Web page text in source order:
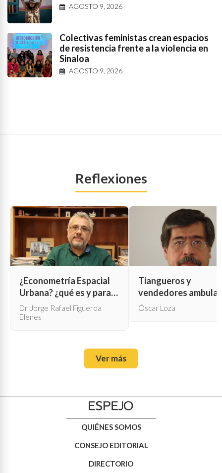
AGOSTO 9, 2026
Colectivas feministas crean espacios
de resistencia frente a la violencia en
Sinaloa
AGOSTO 9, 2026
Reflexiones
¿Econometría Espacial
Urbana? ¿qué es y para
qué sirve?
Dr. Jorge Rafael Figueroa
Elenes
Tiangueros y
vendedores
Óscar Loza
Ver más
QUIÉNES SOMOS
CONSEJO EDITORIAL
DIRECTORIO